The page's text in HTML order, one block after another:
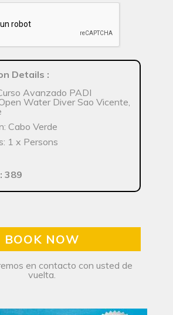
Details :
Avanzado PADI
Water Diver Sao Vicente,
Cabo Verde
1 x Persons
389
BOOK NOW
en contacto con usted de
vuelta.